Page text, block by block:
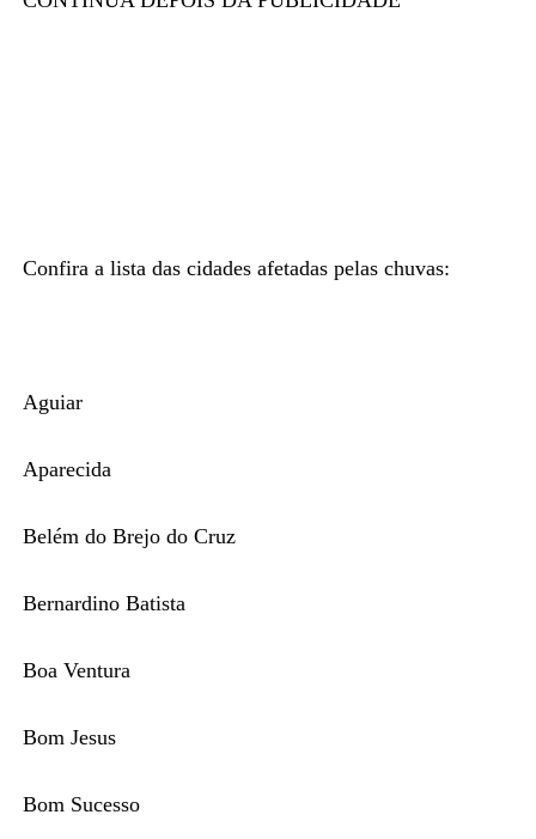
Confira a lista das cidades afetadas pelas chuvas:
Aguiar
Aparecida
Belém do Brejo do Cruz
Bernardino Batista
Boa Ventura
Bom Jesus
Bom Sucesso